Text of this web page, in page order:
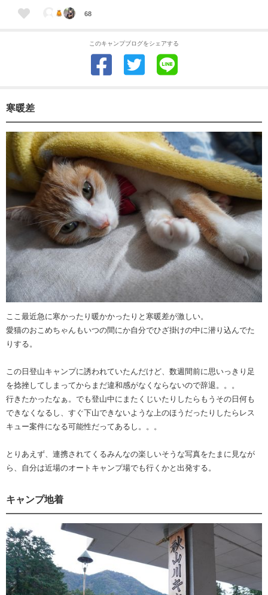
68
このキャンプブログをシェアする
寒暖差
ここ最近急に寒かったり暖かかったりと寒暖差が激しい。
愛猫のおこめちゃんもいつの間にか自分でひざ掛けの中に潜り込んでた
りする。
この日登山キャンプに誘われていたんだけど、数週間前に思いっきり足
を捻挫してしまってからまだ違和感がなくならないので辞退。。。
行きたかったなぁ。でも登山中にまたくじいたりしたらもうその日何も
できなくなるし、すぐ下山できないような上のほうだったりしたらレス
キュー案件になる可能性だってあるし。。。
とりあえず、連携されてくるみんなの楽しいそうな写真をたまに見なが
ら、自分は近場のオートキャンプ場でも行くかと出発する。
キャンプ地着